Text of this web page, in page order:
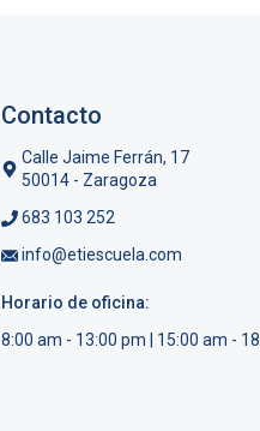
Contacto
Calle Jaime Ferrán, 17
50014 - Zaragoza
683 103 252
info@etiescuela.com
Horario de oficina:
8:00 am - 13:00 pm | 15:00 am -